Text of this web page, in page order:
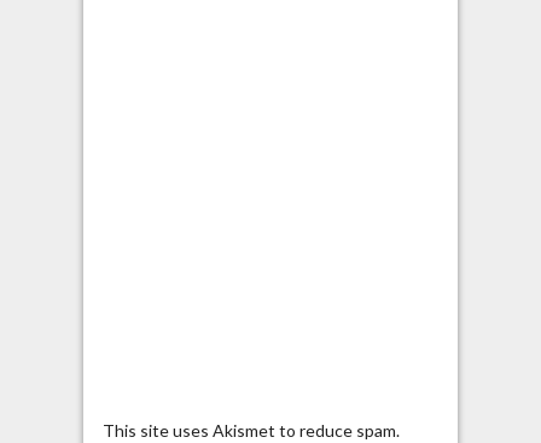
This site uses Akismet to reduce spam.